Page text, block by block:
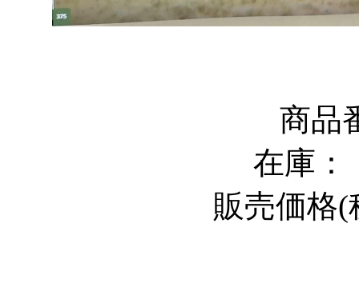
商品
在庫
販売価格(